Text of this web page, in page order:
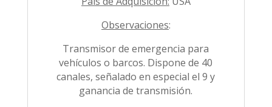
Observaciones:
Transmisor de emergencia para
vehículos o barcos. Dispone de 40
canales, señalado en especial el 9 y
ganancia de transmisión.